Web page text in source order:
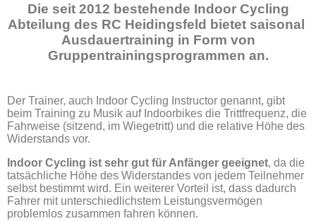
Die seit 2012 bestehende Indoor Cycling
Abteilung des RC Heidingsfeld bietet saisonal
Ausdauertraining in Form von
Gruppentrainingsprogrammen an.
Der Trainer, auch Indoor Cycling Instructor genannt, gibt
beim Training zu Musik auf Indoorbikes die Trittfrequenz, die
Fahrweise (sitzend, im Wiegetritt) und die relative Höhe des
Widerstands vor.
Indoor Cycling ist sehr gut für Anfänger geeignet, da die
tatsächliche Höhe des Widerstandes von jedem Teilnehmer
selbst bestimmt wird. Ein weiterer Vorteil ist, dass dadurch
Fahrer mit unterschiedlichstem Leistungsvermögen
problemlos zusammen fahren können.